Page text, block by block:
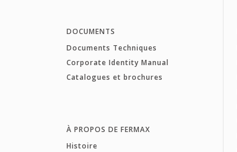
DOCUMENTS
Documents Techniques
Corporate Identity Manual
Catalogues et brochures
À PROPOS DE FERMAX
Histoire